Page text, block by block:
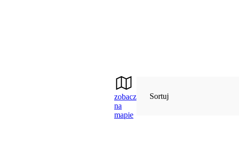
zobacz
na
mapie
Sortuj